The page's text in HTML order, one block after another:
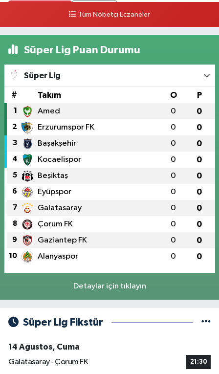
Tüm Nöbetçi Eczaneler
Süper Lig Puan Durumu
Süper Lig
# Takım O P
1 Amed 0 0
2 Erzurumspor FK 0 0
3 Başakşehir 0 0
4 Kocaelispor 0 0
5 Beşiktaş 0 0
6 Eyüpspor 0 0
7 Galatasaray 0 0
8 Çorum FK 0 0
9 Gaziantep FK 0 0
10 Alanyaspor 0 0
Detaylar için tıklayın
Süper Lig Fikstür
14 Ağustos, Cuma
Galatasaray - Çorum FK
21:30